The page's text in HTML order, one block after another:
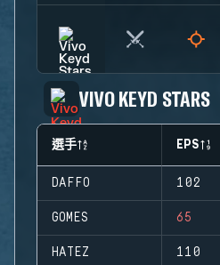
VIVO KEYD STARS
選手 EPS
DAFFO 102
GOMES 65
HATEZ 110